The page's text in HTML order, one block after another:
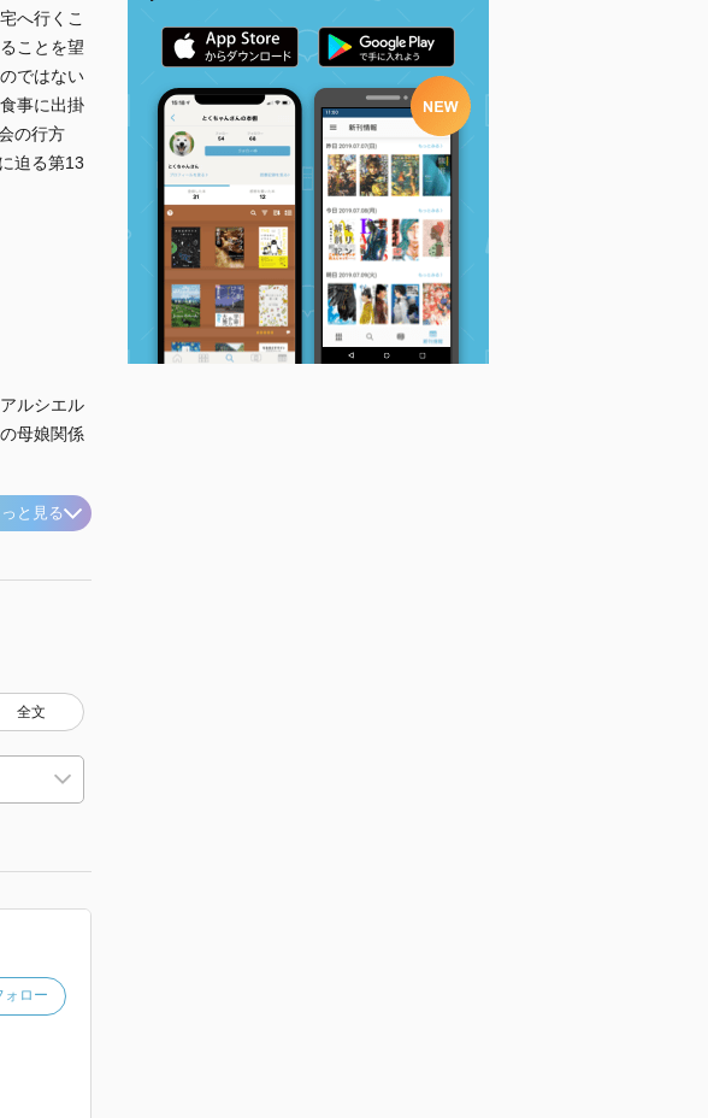
へ行くこ
ことを望
ではない
事に出掛
の行方
迫る第13
ルシエル
母娘関係
っと見る
全文
ロー